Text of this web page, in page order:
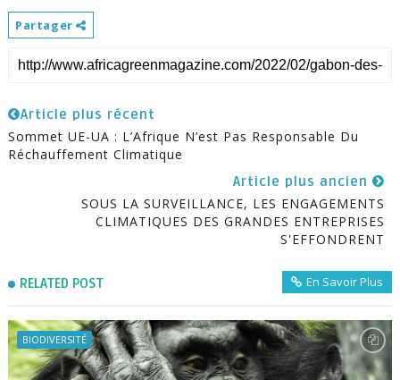
Partager
Article plus récent
Sommet UE-UA : L’Afrique N’est Pas Responsable Du
Réchauffement Climatique
Article plus ancien
SOUS LA SURVEILLANCE, LES ENGAGEMENTS
CLIMATIQUES DES GRANDES ENTREPRISES
S'EFFONDRENT
RELATED POST En Savoir Plus
BIODIVERSITÉ